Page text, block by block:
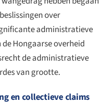
over
administratieve
Hongaarse overheid
de administratieve
van grootte.
en collectieve claims